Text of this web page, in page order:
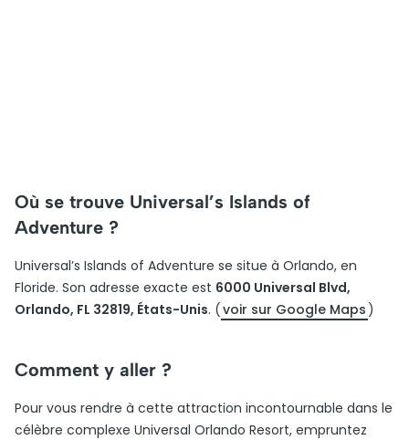
Où se trouve Universal’s Islands of
Adventure ?
Universal’s Islands of Adventure se situe à Orlando, en
Floride. Son adresse exacte est 6000 Universal Blvd,
Orlando, FL 32819, États-Unis. (voir sur Google Maps )
Comment y aller ?
Pour vous rendre à cette attraction incontournable dans le
célèbre complexe Universal Orlando Resort, empruntez